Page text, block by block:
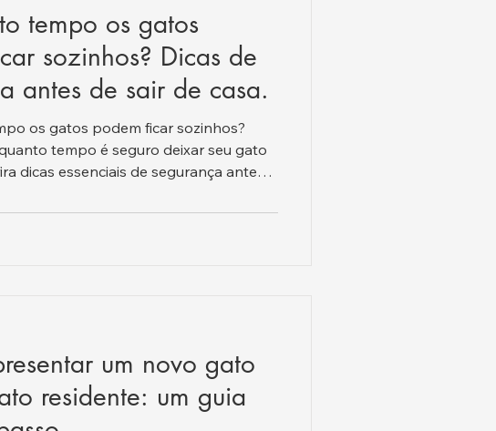
tempo os gatos
sozinhos? Dicas de
antes de sair de casa.
os gatos podem ficar sozinhos?
tempo é seguro deixar seu gato
dicas essenciais de segurança antes
um novo gato
residente: um guia